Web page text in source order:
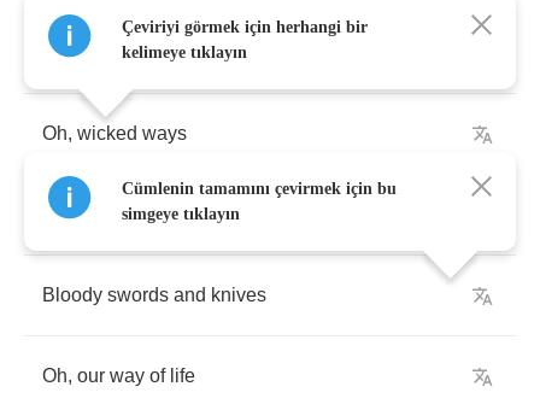
Welcome to the pain
Oh, wicked ways
Slitting throats open
Bloody swords and knives
Oh, our way of life
Çeviriyi görmek için herhangi bir
kelimeye tıklayın
Cümlenin tamamını çevirmek için bu
simgeye tıklayın